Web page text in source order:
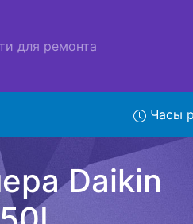
для ремонта
Часы
Daikin
в сервис
услугой которая
Наш мастер приезжает в
составляет договор с